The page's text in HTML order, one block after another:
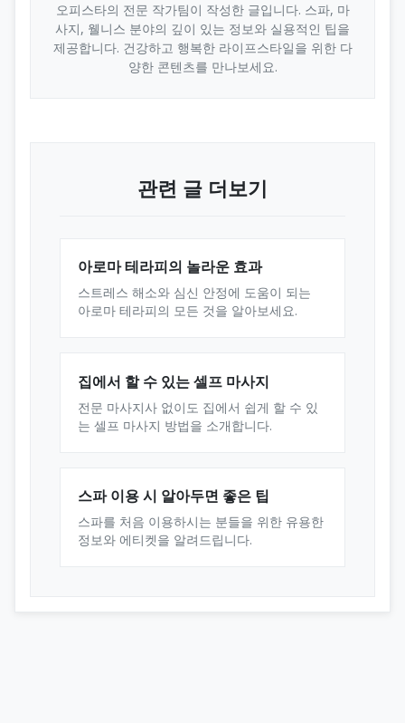
오피스타의 전문 작가팀이 작성한 글입니다. 스파, 마
사지, 웰니스 분야의 깊이 있는 정보와 실용적인 팁을
제공합니다. 건강하고 행복한 라이프스타일을 위한 다
양한 콘텐츠를 만나보세요.
관련 글 더보기
아로마 테라피의 놀라운 효과
스트레스 해소와 심신 안정에 도움이 되는
아로마 테라피의 모든 것을 알아보세요.
집에서 할 수 있는 셀프 마사지
전문 마사지사 없이도 집에서 쉽게 할 수 있
는 셀프 마사지 방법을 소개합니다.
스파 이용 시 알아두면 좋은 팁
스파를 처음 이용하시는 분들을 위한 유용한
정보와 에티켓을 알려드립니다.